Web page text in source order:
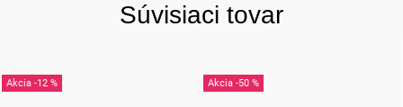
Súvisiaci tovar
-12 % -50 %